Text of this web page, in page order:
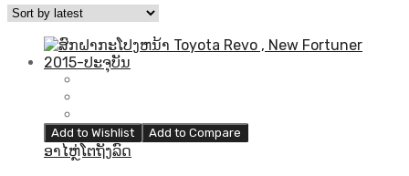
Add to Wishlist Add to Compare
ອາໄຫຼ່ໂຕຖັງລົດ